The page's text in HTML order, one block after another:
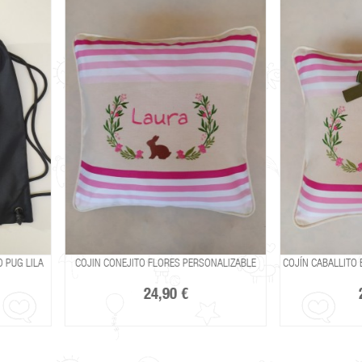
CONEJITO FLORES PERSONALIZABLE COJÍN CABALLITO BALANCIN